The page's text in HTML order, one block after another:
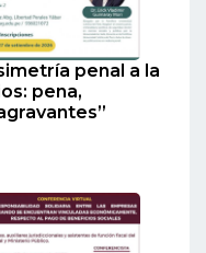
penal a la
pena,